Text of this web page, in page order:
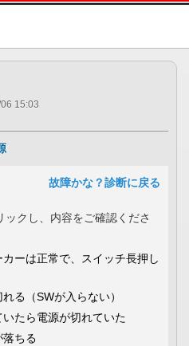
ジの本文へ
15:03
故障かな？診断に戻る
クし、内容をご確認くださ
ーは正常で、スイッチ長押し
る（SWが入らない）
たら電源が切れていた
ちる